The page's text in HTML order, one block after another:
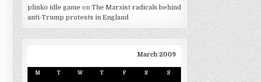
plinko idle game onThe Marxist radicals behind
anti-Trump protests in England
March 2009
M T W T F S S